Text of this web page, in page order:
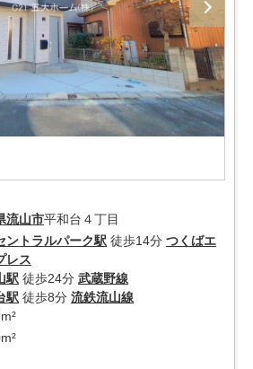
流山市平和台４丁目
ントラルパーク駅 徒歩14分 つくばエ
レス
駅 徒歩24分 武蔵野線
駅 徒歩8分 流鉄流山線